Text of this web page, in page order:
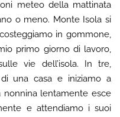
meteo della mattinata
o meno. Monte Isola si
in gommone,
primo giorno di lavoro,
vie dell’isola. In tre,
di una casa e iniziamo a
lentamente esce
e attendiamo i suoi